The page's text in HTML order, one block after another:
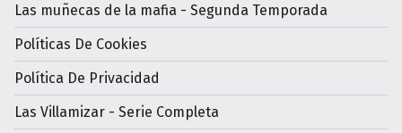
Las muñecas de la mafia - Segunda Temporada
Políticas De Cookies
Política De Privacidad
Las Villamizar - Serie Completa